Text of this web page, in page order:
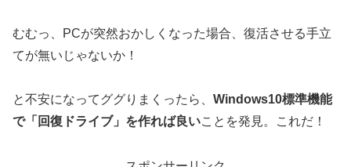
むむっ、PCが突然おかしくなった場合、復活させる手立
てが無いじゃないか！
と不安になってググりまくったら、 Windows10標準機能
で「回復ドライブ」を作れば良いことを発見。これだ！